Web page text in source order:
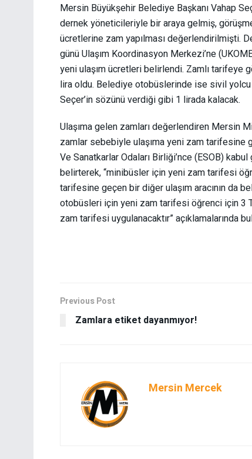
Mersin Büyükşehir Belediye Başkanı Vahap
dernek yöneticileriyle bir araya gelmiş,
ücretlerine zam yapılması değerlendirilmişti.
günü Ulaşım Koordinasyon Merkezi’ne
yeni ulaşım ücretleri belirlendi. Zamlı
lira oldu. Belediye otobüslerinde ise sivil
Seçer’in sözünü verdiği gibi 1 lirada kalacak.
Ulaşıma gelen zamları değerlendiren Mersin
zamlar sebebiyle ulaşıma yeni zam
Ve Sanatkarlar Odaları Birliği’nce (ESOB)
belirterek, “minibüsler için yeni zam tarifesi
tarifesine geçen bir diğer ulaşım aracının da
otobüsleri için yeni zam tarifesi öğrenci için 3
zam tarifesi uygulanacaktır” açıklamalarında
Previous Post
Zamlara etiket dayanmıyor!
Mersin Mercek